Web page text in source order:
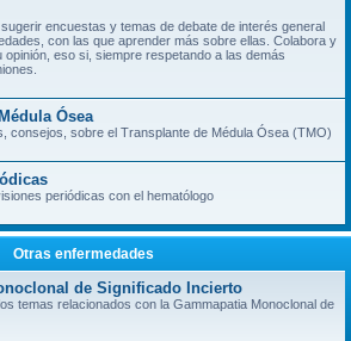
encuestas y temas de debate de interés general
con las que aprender más sobre ellas. Colabora y
opinión, eso si, siempre respetando a las demás
Ósea
consejos, sobre el Transplante de Médula Ósea (TMO)
periódicas con el hematólogo
Otras enfermedades
de Significado Incierto
temas relacionados con la Gammapatia Monoclonal de